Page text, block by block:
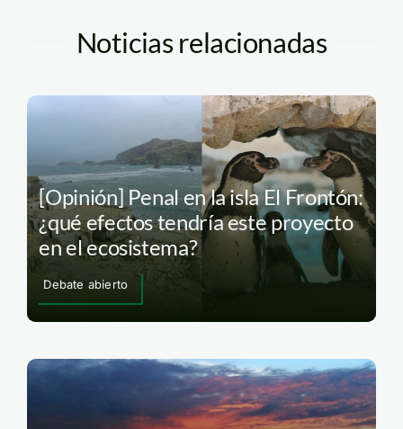
Noticias relacionadas
[Opinión] Penal en la isla El Frontón:
¿qué efectos tendría este proyecto
en el ecosistema?
Debate abierto